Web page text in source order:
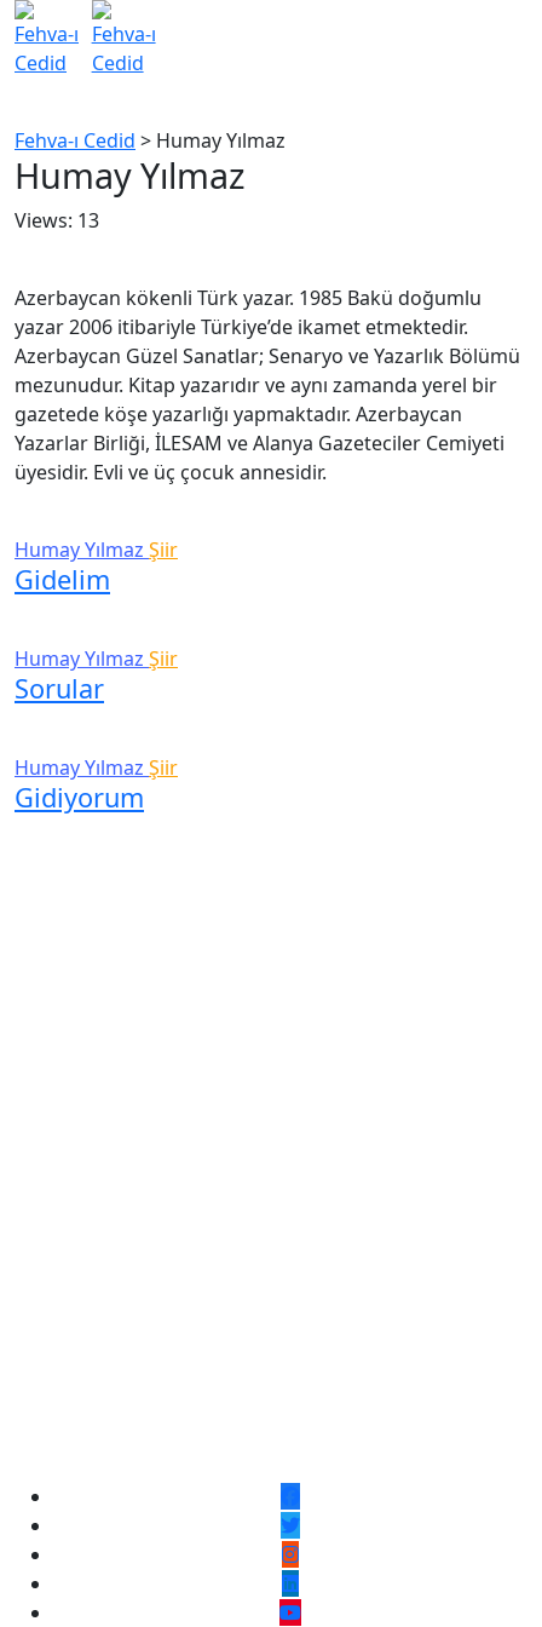
Fehva-ı Cedid > Humay Yılmaz
Humay Yılmaz
Views: 13
Azerbaycan kökenli Türk yazar. 1985 Bakü doğumlu
yazar 2006 itibariyle Türkiye’de ikamet etmektedir.
Azerbaycan Güzel Sanatlar; Senaryo ve Yazarlık Bölümü
mezunudur. Kitap yazarıdır ve aynı zamanda yerel bir
gazetede köşe yazarlığı yapmaktadır. Azerbaycan
Yazarlar Birliği, İLESAM ve Alanya Gazeteciler Cemiyeti
üyesidir. Evli ve üç çocuk annesidir.
Humay Yılmaz Şiir
Gidelim
Humay Yılmaz Şiir
Sorular
Humay Yılmaz Şiir
Gidiyorum